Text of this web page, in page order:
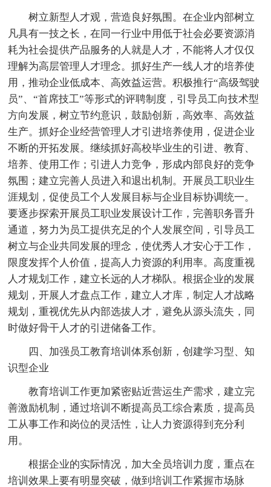
树立新型人才观，营造良好氛围。在企业内部树立
凡具有一技之长，在同一行业中用低于社会必要资源消
耗为社会提供产品服务的人就是人才，不能将人才仅仅
理解为高层管理人才理念。抓好生产一线人才的培养使
用，推动企业低成本、高效益运营。积极推行“高级驾驶
员”、“首席技工”等形式的评聘制度，引导员工向技术型
方向发展，树立节约意识，鼓励创新，高效率、高效益
生产。抓好企业经营管理人才引进培养使用，促进企业
不断的开拓发展。继续抓好高校毕业生的引进、教育、
培养、使用工作；引进人力竞争，形成内部良好的竞争
氛围；建立完善人员进入和退出机制。开展员工职业生
涯规划，促使员工个人发展目标与企业目标协调统一。
要逐步探索开展员工职业发展设计工作，完善职务晋升
通道，努力为员工提供充足的个人发展空间，引导员工
树立与企业共同发展的理念，使优秀人才安心于工作，
限度发挥个人价值，提高人力资源的利用率。高度重视
人才规划工作，建立长远的人才梯队。根据企业的发展
规划，开展人才盘点工作，建立人才库，制定人才战略
规划，重视优先从内部选拔人才，避免从源头流失，同
时做好骨干人才的引进储备工作。
四、加强员工教育培训体系创新，创建学习型、知
识型企业
教育培训工作更加紧密贴近营运生产需求，建立完
善激励机制，通过培训不断提高员工综合素质，提高员
工从事工作和岗位的灵活性，让人力资源得到充分利
用。
根据企业的实际情况，加大全员培训力度，重点在
培训效果上要有明显突破，做到培训工作紧握市场脉